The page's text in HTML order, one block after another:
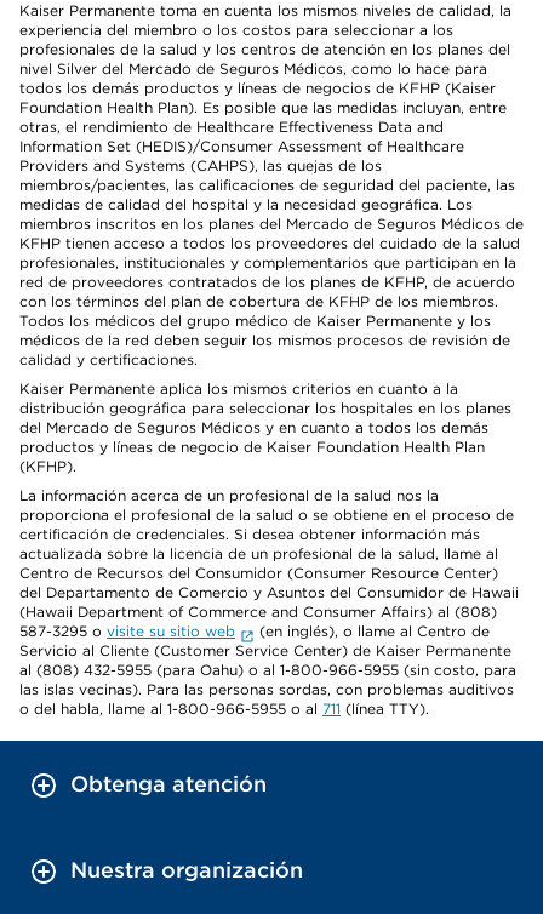
Kaiser Permanente toma en cuenta los mismos niveles de calidad, la
experiencia del miembro o los costos para seleccionar a los
profesionales de la salud y los centros de atención en los planes del
nivel Silver del Mercado de Seguros Médicos, como lo hace para
todos los demás productos y líneas de negocios de KFHP (Kaiser
Foundation Health Plan). Es posible que las medidas incluyan, entre
otras, el rendimiento de Healthcare Effectiveness Data and
Information Set (HEDIS)/Consumer Assessment of Healthcare
Providers and Systems (CAHPS), las quejas de los
miembros/pacientes, las calificaciones de seguridad del paciente, las
medidas de calidad del hospital y la necesidad geográfica. Los
miembros inscritos en los planes del Mercado de Seguros Médicos de
KFHP tienen acceso a todos los proveedores del cuidado de la salud
profesionales, institucionales y complementarios que participan en la
red de proveedores contratados de los planes de KFHP, de acuerdo
con los términos del plan de cobertura de KFHP de los miembros.
Todos los médicos del grupo médico de Kaiser Permanente y los
médicos de la red deben seguir los mismos procesos de revisión de
calidad y certificaciones.
Kaiser Permanente aplica los mismos criterios en cuanto a la
distribución geográfica para seleccionar los hospitales en los planes
del Mercado de Seguros Médicos y en cuanto a todos los demás
productos y líneas de negocio de Kaiser Foundation Health Plan
(KFHP).
La información acerca de un profesional de la salud nos la
proporciona el profesional de la salud o se obtiene en el proceso de
certificación de credenciales. Si desea obtener información más
actualizada sobre la licencia de un profesional de la salud, llame al
Centro de Recursos del Consumidor (Consumer Resource Center)
del Departamento de Comercio y Asuntos del Consumidor de Hawaii
(Hawaii Department of Commerce and Consumer Affairs) al (808)
587-3295 o visite su sitio web
(en inglés), o llame al Centro de
Servicio al Cliente (Customer Service Center) de Kaiser Permanente
al (808) 432-5955 (para Oahu) o al 1-800-966-5955 (sin costo, para
las islas vecinas). Para las personas sordas, con problemas auditivos
o del habla, llame al 1-800-966-5955 o al 711 (línea TTY).
Obtenga atención
Nuestra organización